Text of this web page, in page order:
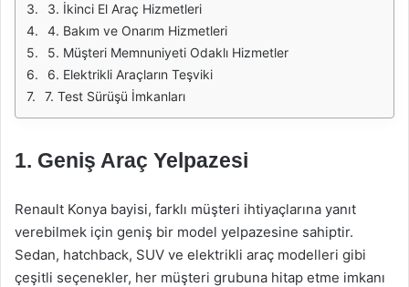
3. İkinci El Araç Hizmetleri
4. Bakım ve Onarım Hizmetleri
5. Müşteri Memnuniyeti Odaklı Hizmetler
6. Elektrikli Araçların Teşviki
7. Test Sürüşü İmkanları
1. Geniş Araç Yelpazesi
Renault Konya bayisi, farklı müşteri ihtiyaçlarına yanıt
verebilmek için geniş bir model yelpazesine sahiptir.
Sedan, hatchback, SUV ve elektrikli araç modelleri gibi
çeşitli seçenekler, her müşteri grubuna hitap etme imkanı